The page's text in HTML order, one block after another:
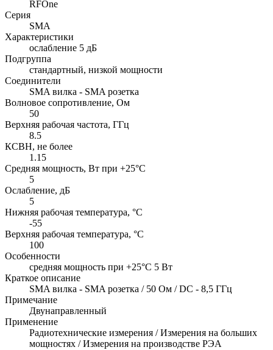
RFOne
Серия
SMA
Характеристики
ослабление 5 дБ
Подгруппа
стандартный, низкой мощности
Соединители
SMA вилка - SMA розетка
Волновое сопротивление, Ом
50
Верхняя рабочая частота, ГГц
8.5
КСВН, не более
1.15
Средняя мощность, Вт при +25°C
5
Ослабление, дБ
5
Нижняя рабочая температура, °C
-55
Верхняя рабочая температура, °C
100
Особенности
cредняя мощность при +25°C 5 Вт
Краткое описание
SMA вилка - SMA розетка / 50 Ом / DC - 8,5 ГГц
Примечание
Двунаправленный
Применение
Радиотехнические измерения / Измерения на больших
мощностях / Измерения на производстве РЭА